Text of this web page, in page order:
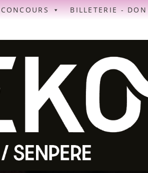
CONCOURS BILLETERIE - DON